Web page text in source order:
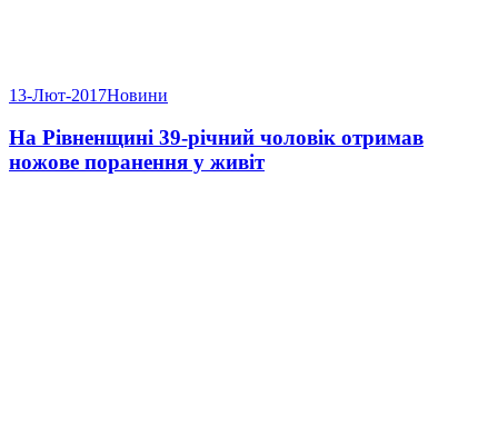
13-Лют-2017Новини
На Рівненщині 39-річний чоловік отримав
ножове поранення у живіт